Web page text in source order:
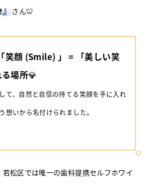
さん🦷
笑顔 (Smile) 」 = 「美しい笑
場所💎
て、自然と自信の持てる笑顔を手に入れ
想いから名付けられました。
松区では唯一の歯科提携セルフホワイ